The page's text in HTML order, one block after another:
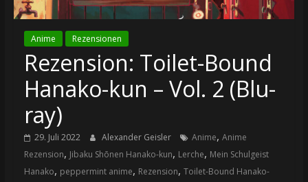
Anime Rezensionen
Rezension: Toilet-Bound
Hanako-kun – Vol. 2 (Blu-
ray)
29. Juli 2022 Alexander Geisler Anime, Anime
Rezension, Jibaku Shōnen Hanako-kun, Lerche, Mein Schulgeist
Hanako, peppermint anime, Rezension, Toilet-Bound Hanako-